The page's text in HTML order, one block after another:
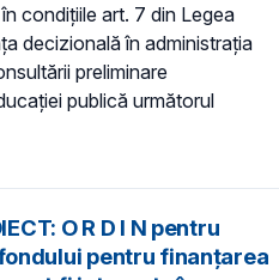
condiţiile art. 7 din Legea
decizională în administraţia
preliminare
publică următorul
O R D I N pentru
pentru finanțarea